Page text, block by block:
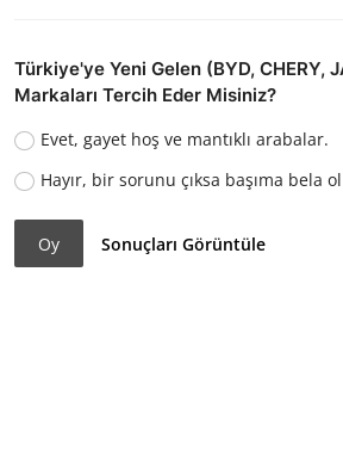
Türkiye'ye Yeni Gelen (BYD, CHERY,
Markaları Tercih Eder Misiniz?
Evet, gayet hoş ve mantıklı arabalar.
Hayır, bir sorunu çıksa başıma bela
Oy Sonuçları Görüntüle